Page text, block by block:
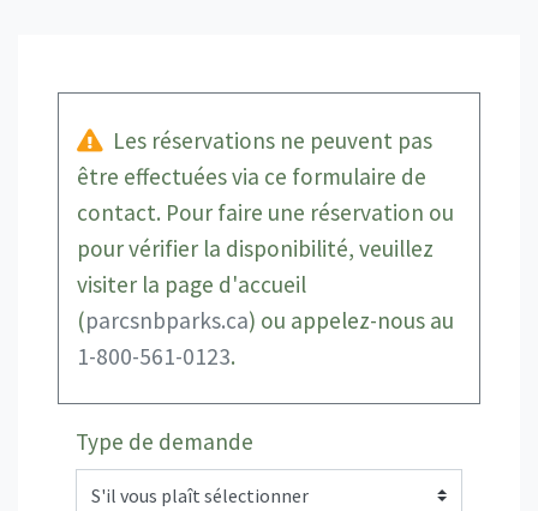
Les réservations ne peuvent pas
être effectuées via ce formulaire de
contact. Pour faire une réservation ou
pour vérifier la disponibilité, veuillez
visiter la page d'accueil
(parcsnbparks.ca) ou appelez-nous au
1-800-561-0123.
Type de demande